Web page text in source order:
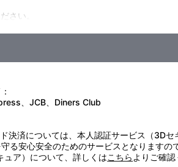
さい。
ますので、重いものをぶら下げたり、無理
す。お取り扱いには十分ご注意ください。
たく絞ってからお拭きください。
ル系溶剤を使用しますと、塗装の剥がれや
、JCB、Diners Club
決済については、本人認証サービス（3D
る安心安全のためのサービスとなります
ア）について、詳しくはこちら よりご確認